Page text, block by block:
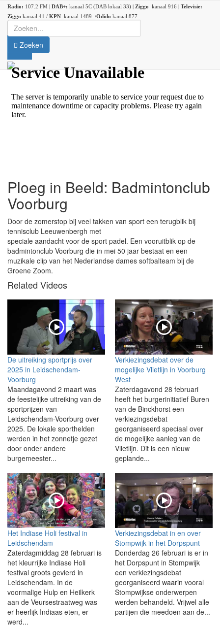
Radio: 107.2 FM | DAB+: kanaal 5C (DAB lokaal 33) | Ziggo kanaal 916 | Televisie:
Ziggo kanaal 41 / KPN kanaal 1489 /Odido kanaal 877
Zoeken
Ploeg in Beeld: Badmintonclub
Voorburg
Door de zomerstop bij veel takken van sport een terugblik bij
tennisclub Leeuwenbergh met
speciale aandacht voor de sport padel. Een vooruitblik op de
badmintonclub Voorburg die in mei 50 jaar bestaat en een
muzikale clip van het Nederlandse dames softbalteam bij de
Groene Zoom.
Related Videos
De uitreiking sportprijs over
2025 in Leidschendam-
Voorburg
Maandagavond 2 maart was
de feestelijke uitreiking van de
sportprijzen van
Leidschendam-Voorburg over
2025. De lokale sporthelden
werden in het zonnetje gezet
door onder andere
burgemeester...
Verkiezingsdebat over de
mogelijke Vlietlijn in Voorburg
West
Zaterdagavond 28 februari
heeft het burgerinitiatief Buren
van de Binckhorst een
verkiezingsdebat
georganiseerd speciaal over
de mogelijke aanleg van de
Vlietlijn. Dit is een nieuw
geplande...
Het Indiase Holi festival in
Leidschendam
Zaterdagmiddag 28 februari is
het kleurrijke Indiase Holi
festival groots gevierd in
Leidschendam. In de
voormalige Hulp en Heilkerk
aan de Veursestraatweg was
er heerlijk Indiaas eten, er
werd...
Verkiezingsdebat in en over
Stompwijk in het Dorpspunt
Donderdag 26 februari is er in
het Dorpspunt in Stompwijk
een verkiezingsdebat
georganiseerd waarin vooral
Stompwijkse onderwerpen
werden behandeld. Vrijwel alle
partijen die meedoen aan de...